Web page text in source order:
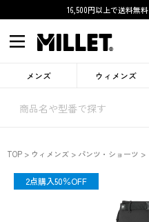
16,500円以上で送料無料
メンズ ウィメンズ
TOP ウィメンズ パンツ・ショーツ
OUTLET
2点購入50％OFF